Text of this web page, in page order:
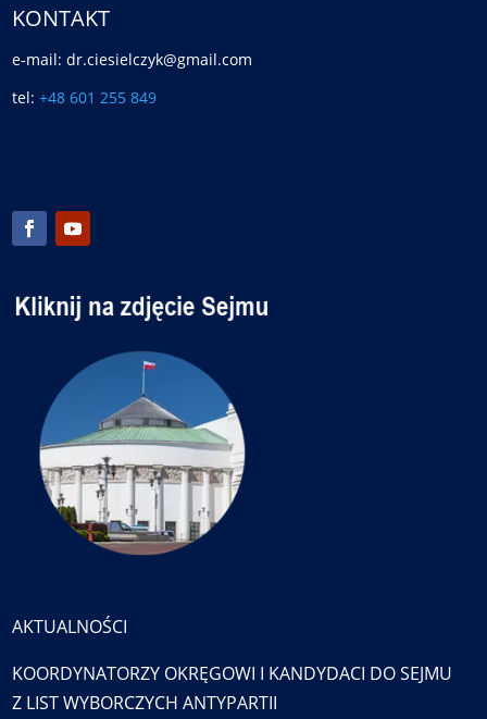
KONTAKT
e-mail: dr.ciesielczyk@gmail.com
tel:+48 601 255 849
AKTUALNOŚCI
KOORDYNATORZY OKRĘGOWI I KANDYDACI DO SEJMU
Z LIST WYBORCZYCH ANTYPARTII